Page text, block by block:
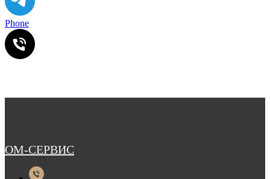
Phone
ОМ-СЕРВИС